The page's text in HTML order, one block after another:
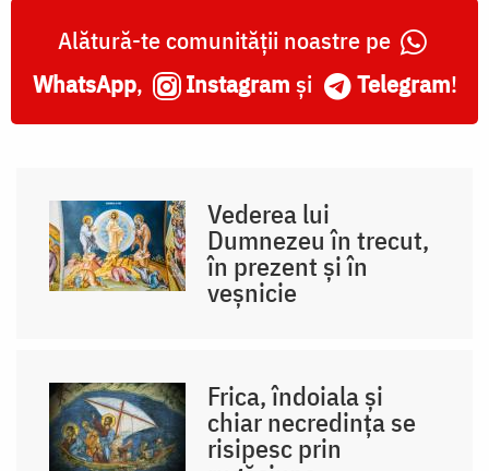
Alătură-te comunității noastre pe
WhatsApp, Instagram și Telegram!
Vederea lui
Dumnezeu în trecut,
în prezent și în
veșnicie
Frica, îndoiala și
chiar necredința se
risipesc prin